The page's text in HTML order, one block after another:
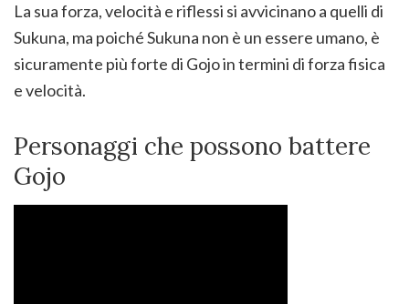
La sua forza, velocità e riflessi si avvicinano a quelli di
Sukuna, ma poiché Sukuna non è un essere umano, è
sicuramente più forte di Gojo in termini di forza fisica
e velocità.
Personaggi che possono battere
Gojo